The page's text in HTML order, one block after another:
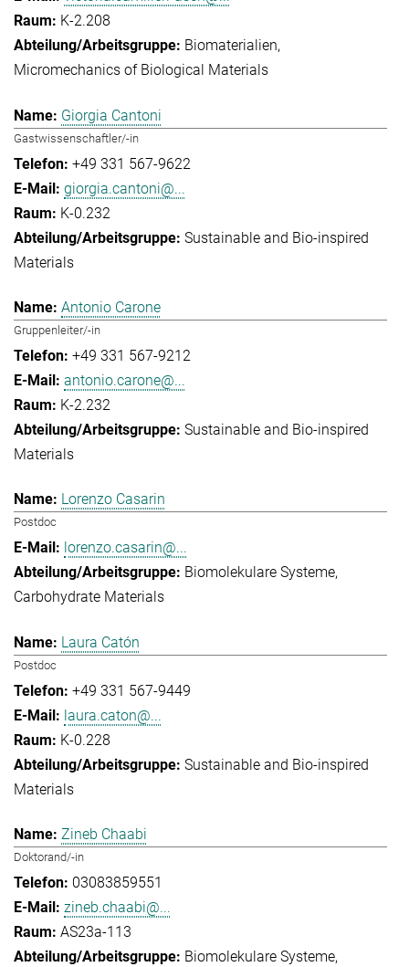
K-2.208
Biomaterialien
Micromechanics of Biological Materials
Giorgia Cantoni
Gastwissenschaftler/-in
+49 331 567-9622
giorgia.cantoni@...
K-0.232
Sustainable and Bio-inspired
Materials
Antonio Carone
Gruppenleiter/-in
+49 331 567-9212
antonio.carone@...
K-2.232
Sustainable and Bio-inspired
Materials
Lorenzo Casarin
Postdoc
lorenzo.casarin@...
Biomolekulare Systeme
Carbohydrate Materials
Laura Catón
Postdoc
+49 331 567-9449
laura.caton@...
K-0.228
Sustainable and Bio-inspired
Materials
Zineb Chaabi
Doktorand/-in
03083859551
zineb.chaabi@...
AS23a-113
Biomolekulare Systeme